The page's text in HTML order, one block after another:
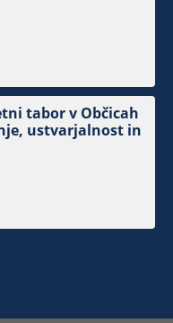
tabor v Občicah
ustvarjalnost in